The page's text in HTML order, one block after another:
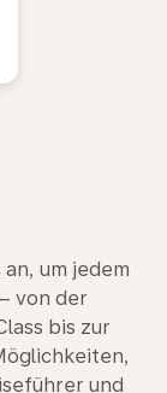
um jedem
von der
bis zur
und